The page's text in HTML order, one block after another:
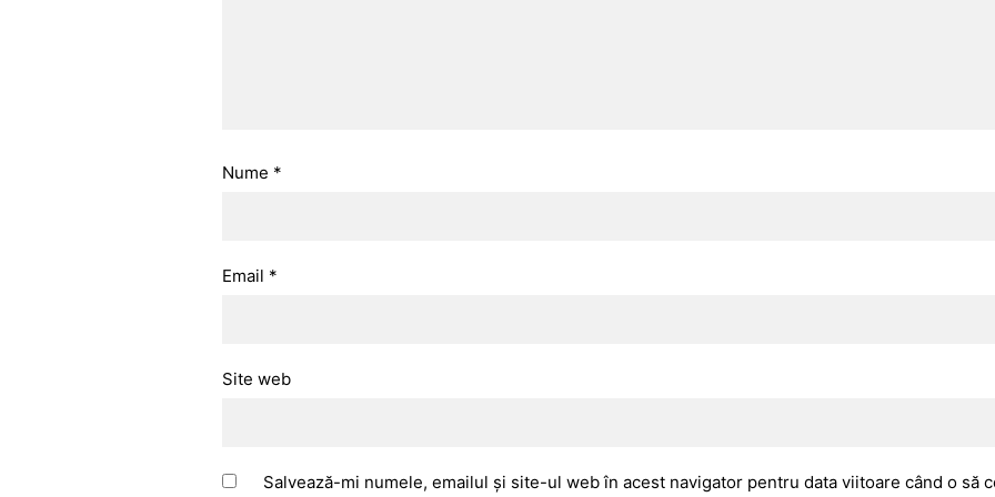
Nume *
Email *
Site web
Salvează-mi numele, emailul și site-ul web în acest navigator pentru data viitoare când o să